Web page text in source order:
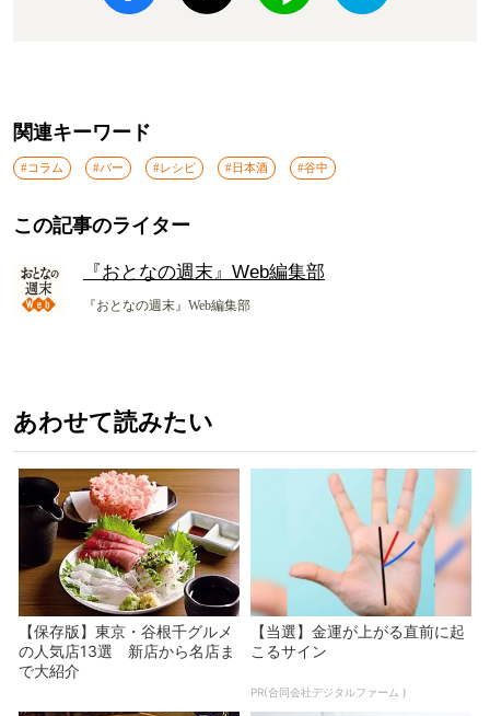
関連キーワード
#コラム #バー #レシピ #日本酒 #谷中
この記事のライター
『おとなの週末』Web編集部
『おとなの週末』Web編集部
あわせて読みたい
【保存版】東京・谷根千グルメ
の人気店13選 新店から名店ま
で大紹介
【当選】金運が上がる直前に起
こるサイン
PR(合同会社デジタルファーム )